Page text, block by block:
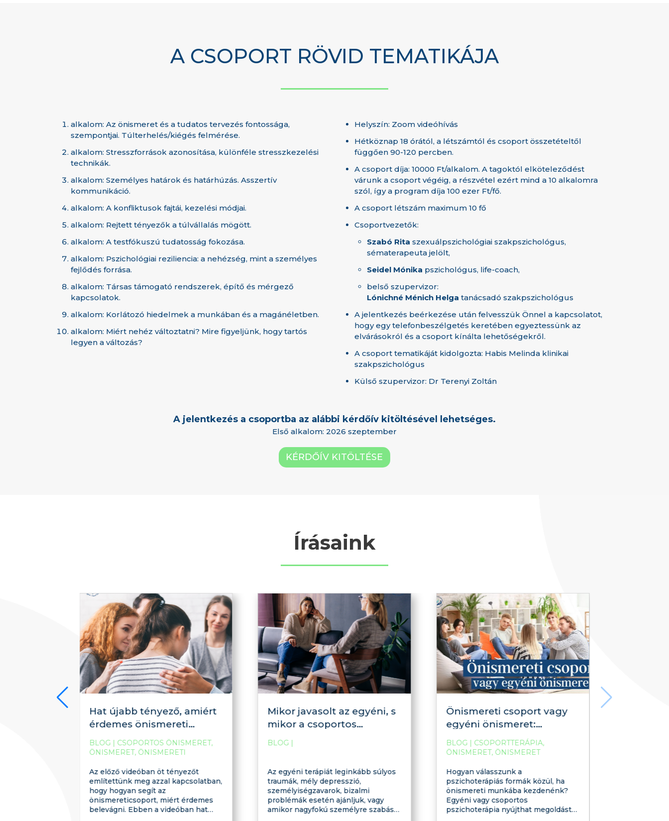
A CSOPORT RÖVID TEMATIKÁJA
alkalom: Az önismeret és a tudatos tervezés fontossága,
szempontjai. Túlterhelés/kiégés felmérése.
alkalom: Stresszforrások azonosítása, különféle stresszkezelési
technikák.
alkalom: Személyes határok és határhúzás. Asszertív
kommunikáció.
alkalom: A konfliktusok fajtái, kezelési módjai.
alkalom: Rejtett tényezők a túlvállalás mögött.
alkalom: A testfókuszú tudatosság fokozása.
alkalom: Pszichológiai reziliencia: a nehézség, mint a személyes
fejlődés forrása.
alkalom: Társas támogató rendszerek, építő és mérgező
kapcsolatok.
alkalom: Korlátozó hiedelmek a munkában és a magánéletben.
alkalom: Miért nehéz változtatni? Mire figyeljünk, hogy tartós
legyen a változás?
Helyszín: Zoom videóhívás
Hétköznap 18 órától, a létszámtól és csoport összetételtől
függően 90-120 percben.
A csoport díja: 10000 Ft/alkalom. A tagoktól elköteleződést
várunk a csoport végéig, a részvétel ezért mind a 10 alkalomra
szól, így a program díja 100 ezer Ft/fő.
A csoport létszám maximum 10 fő
Csoportvezetők:
Szabó Rita szexuálpszichológiai szakpszichológus,
sématerapeuta jelölt,
Seidel Mónika pszichológus, life-coach,
belső szupervizor:
Lónichné Ménich Helga tanácsadó szakpszichológus
A jelentkezés beérkezése után felvesszük Önnel a kapcsolatot,
hogy egy telefonbeszélgetés keretében egyeztessünk az
elvárásokról és a csoport kínálta lehetőségekről.
A csoport tematikáját kidolgozta: Habis Melinda klinikai
szakpszichológus
Külső szupervizor: Dr Terenyi Zoltán
A jelentkezés a csoportba az alábbi kérdőív kitöltésével lehetséges.
Első alkalom: 2026 szeptember
KÉRDŐÍV KITÖLTÉSE
Írásaink
Hat újabb tényező, amiért
érdemes önismereti
csoportba járni
BLOG | CSOPORTOS ÖNISMERET,
ÖNISMERET, ÖNISMERETI
Az előző videóban öt tényezőt
említettünk meg azzal kapcsolatban,
hogy hogyan segít az
önismereticsoport, miért érdemes
belevágni. Ebben a videóban hat
Mikor javasolt az egyéni, s
mikor a csoportos
önismeret?
BLOG |
Az egyéni terápiát leginkább súlyos
traumák, mély depresszió,
személyiségzavarok, bizalmi
problémák esetén ajánljuk, vagy
amikor nagyfokú személyre szabása
Önismereti csoport vagy
egyéni önismeret:
Szakértők tapasztalatai a
segítő folyamatokról
BLOG | CSOPORTTERÁPIA,
ÖNISMERET, ÖNISMERET
CSOPORT, PSZICHOTERÁPIA
Hogyan válasszunk a
pszichoterápiás formák közül, ha
önismereti munkába kezdenénk?
Egyéni vagy csoportos
pszichoterápia nyújthat megoldást